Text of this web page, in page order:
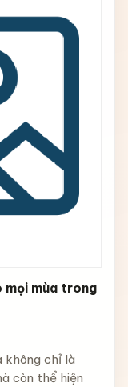
mọi mùa trong
không chỉ là
còn thể hiện